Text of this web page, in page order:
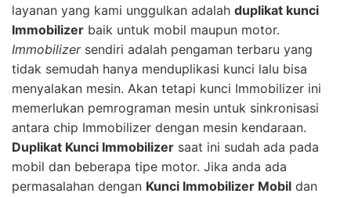
layanan yang kami unggulkan adalah duplikat kunci
Immobilizer baik untuk mobil maupun motor.
Immobilizersendiri adalah pengaman terbaru yang
tidak semudah hanya menduplikasi kunci lalu bisa
menyalakan mesin. Akan tetapi kunci Immobilizer ini
memerlukan pemrograman mesin untuk sinkronisasi
antara chip Immobilizer dengan mesin kendaraan.
Duplikat Kunci Immobilizer saat ini sudah ada pada
mobil dan beberapa tipe motor. Jika anda ada
permasalahan dengan Kunci Immobilizer Mobil dan